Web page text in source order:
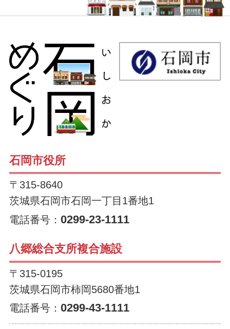
石岡市観光情報サイト
石岡市役所
〒315-8640
茨城県石岡市石岡一丁目1番地1
電話番号： 0299-23-1111
八郷総合支所複合施設
〒315-0195
茨城県石岡市柿岡5680番地1
電話番号： 0299-43-1111